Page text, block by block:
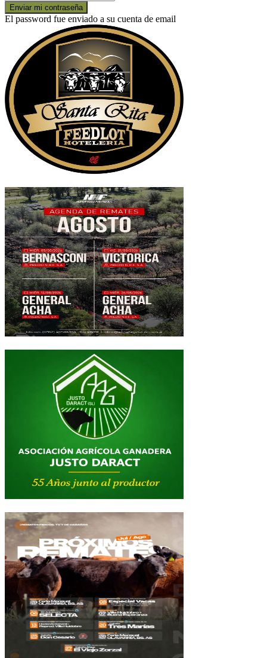
El password fue enviado a su cuenta de email